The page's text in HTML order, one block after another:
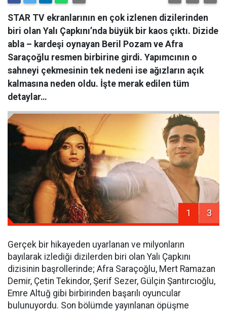
STAR TV ekranlarının en çok izlenen dizilerinden
biri olan Yalı Çapkını’nda büyük bir kaos çıktı. Dizide
abla – kardeşi oynayan Beril Pozam ve Afra
Saraçoğlu resmen birbirine girdi. Yapımcının o
sahneyi çekmesinin tek nedeni ise ağızların açık
kalmasına neden oldu. İşte merak edilen tüm
detaylar…
1 3
Gerçek bir hikayeden uyarlanan ve milyonların
bayılarak izlediği dizilerden biri olan Yalı Çapkını
dizisinin başrollerinde; Afra Saraçoğlu, Mert Ramazan
Demir, Çetin Tekindor, Şerif Sezer, Gülçin Şantırcıoğlu,
Emre Altuğ gibi birbirinden başarılı oyuncular
bulunuyordu. Son bölümde yayınlanan öpüşme